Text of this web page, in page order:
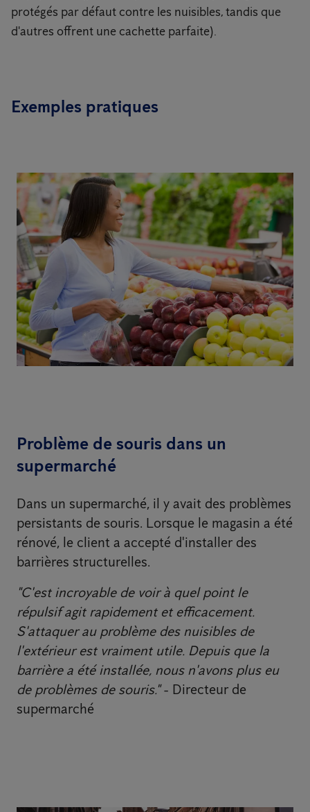
protégés par défaut contre les nuisibles, tandis que
d'autres offrent une cachette parfaite).
Exemples pratiques
Problème de souris dans un
supermarché
Dans un supermarché, il y avait des problèmes
persistants de souris. Lorsque le magasin a été
rénové, le client a accepté d'installer des
barrières structurelles.
"C'est incroyable de voir à quel point le
répulsif agit rapidement et efficacement.
S'attaquer au problème des nuisibles de
l'extérieur est vraiment utile. Depuis que la
barrière a été installée, nous n'avons plus eu
de problèmes de souris."- Directeur de
supermarché